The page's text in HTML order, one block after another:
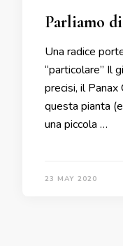
Parliamo
Una radice
“particolare” Il
precisi, il Panax
questa pianta
una piccola …
23 MAY 2020